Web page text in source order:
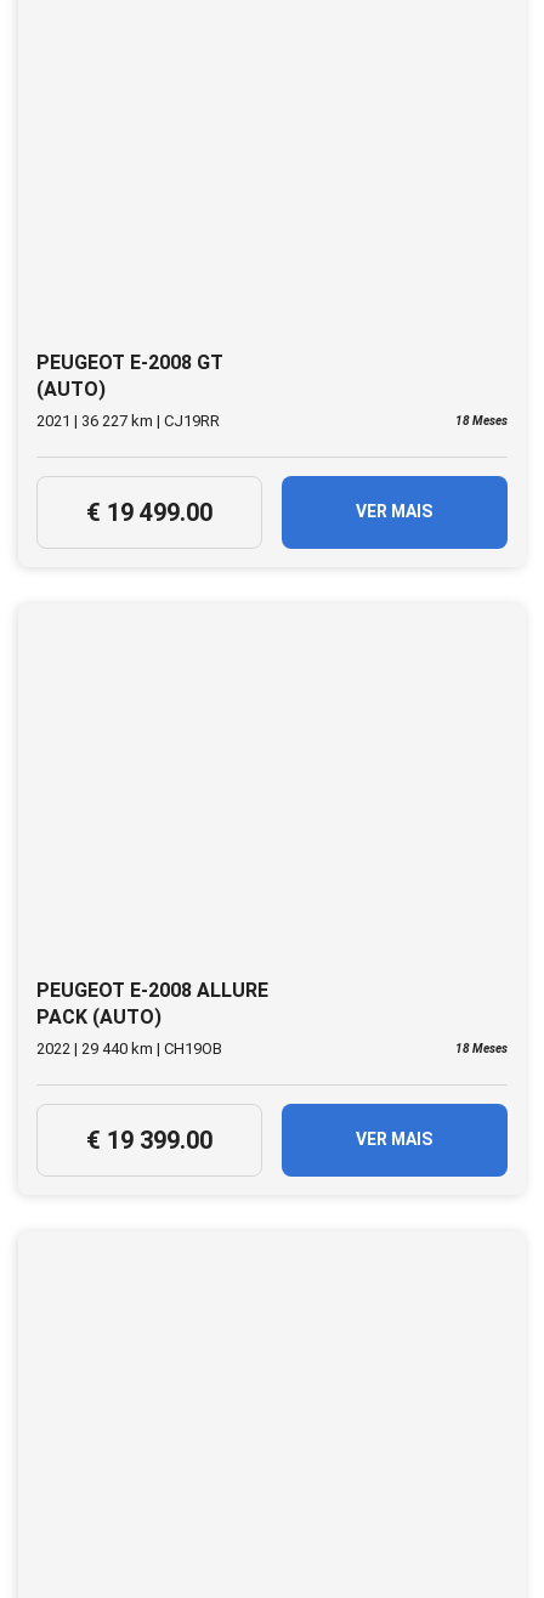
PEUGEOT E-2008 GT
(AUTO)
2021 | 36 227 km | CJ19RR 18 Meses
€ 19 499.00 VER MAIS
PEUGEOT E-2008 ALLURE
PACK (AUTO)
2022 | 29 440 km | CH19OB 18 Meses
€ 19 399.00 VER MAIS